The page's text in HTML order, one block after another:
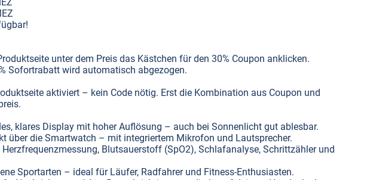
unter dem Preis das Kästchen für den 30% Coupon anklicken.
Sofortrabatt wird automatisch abgezogen.
aktiviert – kein Code nötig. Erst die Kombination aus Coupon und
klares Display mit hoher Auflösung – auch bei Sonnenlicht gut ablesbar.
über die Smartwatch – mit integriertem Mikrofon und Lautsprecher.
Blutsauerstoff (SpO2), Schlafanalyse, Schrittzähler und
Sportarten – ideal für Läufer, Radfahrer und Fitness-Enthusiasten.